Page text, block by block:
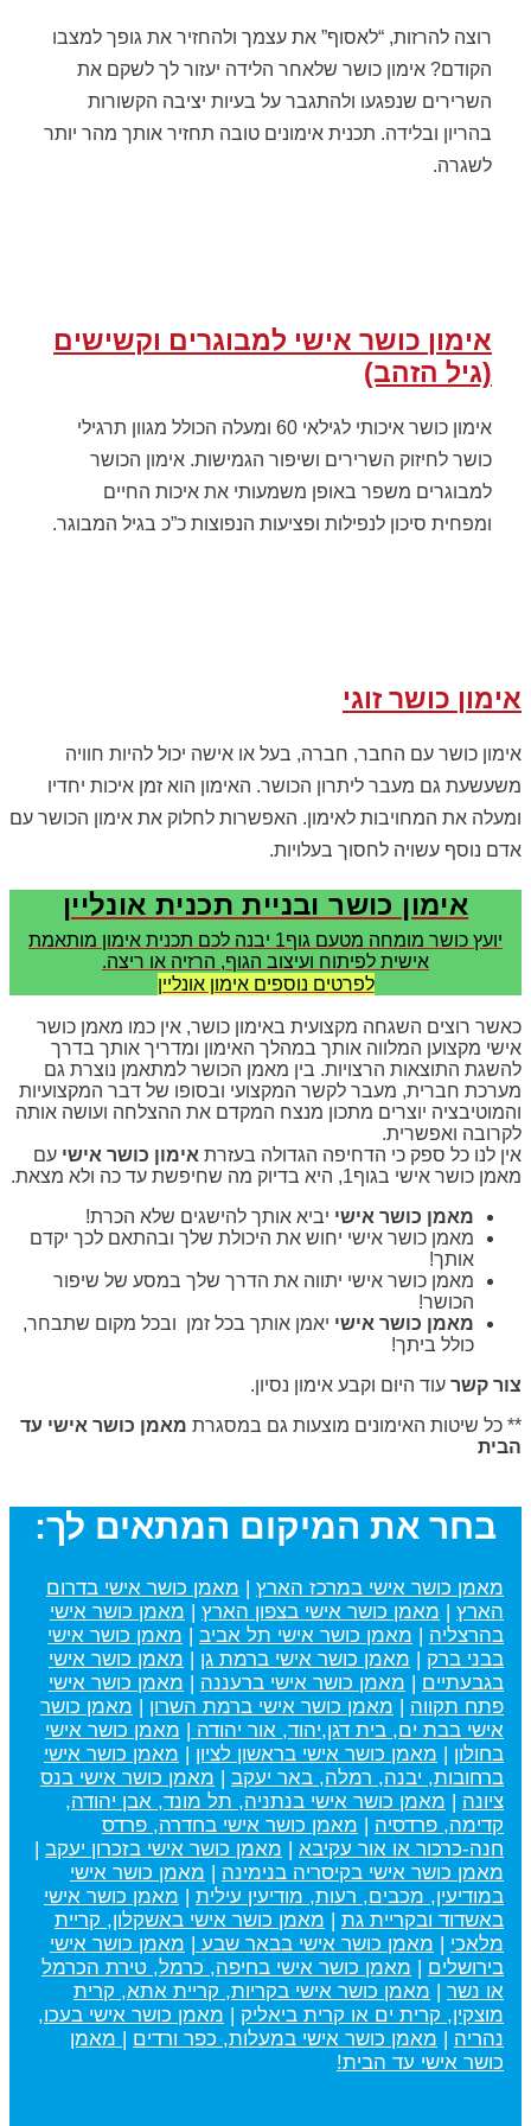
רוצה להרזות, “לאסוף” את עצמך ולהחזיר את גופך למצבו
הקודם? אימון כושר שלאחר הלידה יעזור לך לשקם את
השרירים שנפגעו ולהתגבר על בעיות יציבה הקשורות
בהריון ובלידה. תכנית אימונים טובה תחזיר אותך מהר יותר
לשגרה.
אימון כושר אישי למבוגרים וקשישים
(גיל הזהב)
אימון כושר איכותי לגילאי 60 ומעלה הכולל מגוון תרגילי
כושר לחיזוק השרירים ושיפור הגמישות. אימון הכושר
למבוגרים משפר באופן משמעותי את איכות החיים
ומפחית סיכון לנפילות ופציעות הנפוצות כ”כ בגיל המבוגר.
אימון כושר זוגי
אימון כושר עם החבר, חברה, בעל או אישה יכול להיות חוויה
משעשעת גם מעבר ליתרון הכושר. האימון הוא זמן איכות יחדיו
ומעלה את המחויבות לאימון. האפשרות לחלוק את אימון הכושר עם
אדם נוסף עשויה לחסוך בעלויות.
אימון כושר ובניית תכנית אונליין
יועץ כושר מומחה מטעם גוף1 יבנה לכם תכנית אימון מותאמת
אישית לפיתוח ועיצוב הגוף, הרזיה או ריצה.
לפרטים נוספים אימון אונליין
כאשר רוצים השגחה מקצועית באימון כושר, אין כמו מאמן כושר
אישי מקצוען המלווה אותך במהלך האימון ומדריך אותך בדרך
להשגת התוצאות הרצויות. בין מאמן הכושר למתאמן נוצרת גם
מערכת חברית, מעבר לקשר המקצועי ובסופו של דבר המקצועיות
והמוטיבציה יוצרים מתכון מנצח המקדם את ההצלחה ועושה אותה
לקרובה ואפשרית.
אין לנו כל ספק כי הדחיפה הגדולה בעזרת אימון כושר אישי עם
מאמן כושר אישי בגוף1, היא בדיוק מה שחיפשת עד כה ולא מצאת.
מאמן כושר אישי יביא אותך להישגים שלא הכרת!
מאמן כושר אישי יחוש את היכולת שלך ובהתאם לכך יקדם
אותך!
מאמן כושר אישי יתווה את הדרך שלך במסע של שיפור
הכושר!
מאמן כושר אישי יאמן אותך בכל זמן ובכל מקום שתבחר,
כולל ביתך!
צור קשר עוד היום וקבע אימון נסיון.
** כל שיטות האימונים מוצעות גם במסגרת מאמן כושר אישי עד
הבית
בחר את המיקום המתאים לך:
מאמן כושר אישי במרכז הארץ | מאמן כושר אישי בדרום
הארץ | מאמן כושר אישי בצפון הארץ | מאמן כושר אישי
בהרצליה | מאמן כושר אישי תל אביב | מאמן כושר אישי
בבני ברק | מאמן כושר אישי ברמת גן | מאמן כושר אישי
בגבעתיים | מאמן כושר אישי ברעננה | מאמן כושר אישי
פתח תקווה | מאמן כושר אישי ברמת השרון | מאמן כושר
אישי בבת ים, בית דגן,יהוד, אור יהודה | מאמן כושר אישי
בחולון | מאמן כושר אישי בראשון לציון | מאמן כושר אישי
ברחובות, יבנה, רמלה, באר יעקב | מאמן כושר אישי בנס
ציונה | מאמן כושר אישי בנתניה, תל מונד, אבן יהודה,
קדימה, פרדסיה | מאמן כושר אישי בחדרה, פרדס
חנה-כרכור או אור עקיבא | מאמן כושר אישי בזכרון יעקב |
מאמן כושר אישי בקיסריה בנימינה | מאמן כושר אישי
במודיעין, מכבים, רעות, מודיעין עילית | מאמן כושר אישי
באשדוד ובקריית גת | מאמן כושר אישי באשקלון, קריית
מלאכי | מאמן כושר אישי בבאר שבע | מאמן כושר אישי
בירושלים | מאמן כושר אישי בחיפה, כרמל, טירת הכרמל
או נשר | מאמן כושר אישי בקריות, קריית אתא, קרית
מוצקין, קרית ים או קרית ביאליק | מאמן כושר אישי בעכו,
נהריה | מאמן כושר אישי במעלות, כפר ורדים | מאמן
כושר אישי עד הבית!